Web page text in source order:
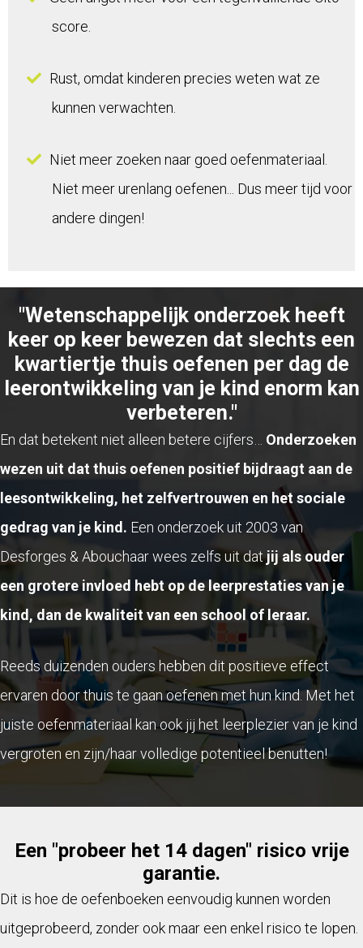
score.
Rust, omdat kinderen precies weten wat ze
kunnen verwachten.
Niet meer zoeken naar goed oefenmateriaal.
Niet meer urenlang oefenen... Dus meer tijd voor
andere dingen!
"Wetenschappelijk onderzoek heeft
keer op keer bewezen dat slechts een
kwartiertje thuis oefenen per dag de
leerontwikkeling van je kind enorm kan
verbeteren."
En dat betekent niet alleen betere cijfers… Onderzoeken
wezen uit dat thuis oefenen positief bijdraagt aan de
leesontwikkeling, het zelfvertrouwen en het sociale
gedrag van je kind. Een onderzoek uit 2003 van
Desforges & Abouchaar wees zelfs uit datjij als ouder
een grotere invloed hebt op de leerprestaties van je
kind, dan de kwaliteit van een school of leraar.
Reeds duizenden ouders hebben dit positieve effect
ervaren door thuis te gaan oefenen met hun kind. Met het
juiste oefenmateriaal kan ook jij het leerplezier van je kind
vergroten en zijn/haar volledige potentieel benutten!
Een "probeer het 14 dagen" risico vrije
garantie.
Dit is hoe de oefenboeken eenvoudig kunnen worden
uitgeprobeerd, zonder ook maar een enkel risico te lopen.